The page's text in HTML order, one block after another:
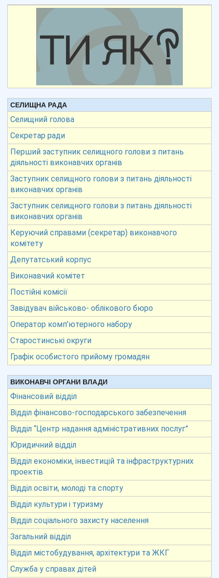
СЕЛИЩНА РАДА
Селищний голова
Секретар ради
Перший заступник селищного голови з питань
діяльності виконавчих органів
Заступник селищного голови з питань діяльності
виконавчих органів
Заступник селищного голови з питань діяльності
виконавчих органів
Керуючий справами (секретар) виконавчого
комітету
Депутатський корпус
Виконавчий комітет
Постійні комісії
Завідувач військово- облікового бюро
Оператор комп’ютерного набору
Старостинські округи
Графік особистого прийому громадян
ВИКОНАВЧІ ОРГАНИ ВЛАДИ
Фінансовий відділ
Відділ фінансово-господарського забезпечення
Відділ “Центр надання адміністративних послуг”
Юридичний відділ
Відділ економіки, інвестицій та інфраструктурних
проектів
Відділ освіти, молоді та спорту
Відділ культури і туризму
Відділ соціального захисту населення
Загальний відділ
Відділ містобудування, архітектури та ЖКГ
Служба у справах дітей